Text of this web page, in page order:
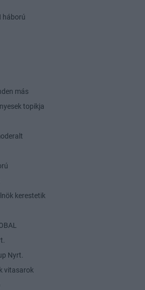
háború
más
topikja
kerestetik
Nyrt.
vitasarok